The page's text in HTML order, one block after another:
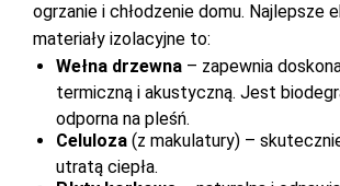
ogrzanie i chłodzenie domu. Najlepsze
materiały izolacyjne to:
Wełna drzewna – zapewnia
termiczną i akustyczną. Jest
odporna na pleśń.
Celuloza (z makulatury) –
utratą ciepła.